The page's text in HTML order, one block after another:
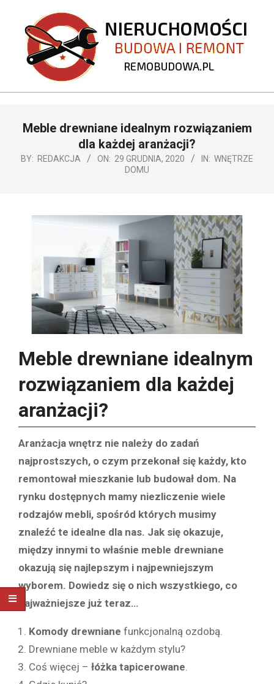
content
REMOBUDOWA.PL
NavigationMeble drewniane idealnym rozwiązaniem
dla każdej aranżacji?
BY: REDAKCJA ON: 29 GRUDNIA, 2020 IN: WNĘTRZE
DOMU
Meble drewniane idealnym
rozwiązaniem dla każdej
aranżacji?
Aranżacja wnętrz nie należy do zadań
najprostszych, o czym przekonał się każdy, kto
remontował mieszkanie lub budował dom. Na
rynku dostępnych mamy niezliczenie wiele
rodzajów mebli, spośród których musimy
znaleźć te idealne dla nas. Jak się okazuje,
między innymi to właśnie meble drewniane
okazują się najlepszym i najpewniejszym
wyborem. Dowiedz się o nich wszystkiego, co
najważniejsze już teraz…
Komody drewniane funkcjonalną ozdobą.
Drewniane meble w każdym stylu?
Coś więcej – łóżka tapicerowane